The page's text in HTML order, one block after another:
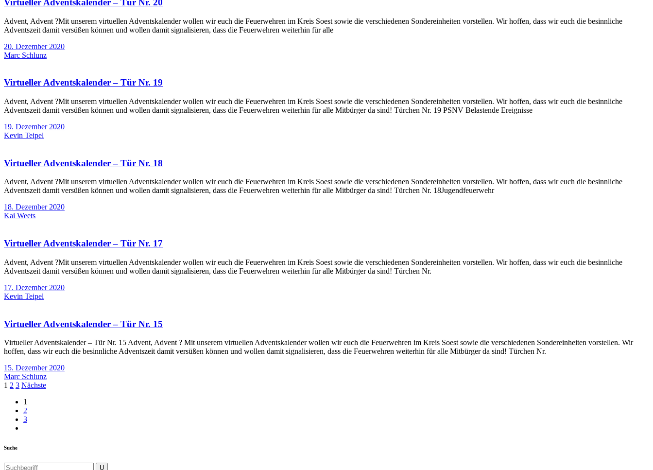
Virtueller Adventskalender – Tür Nr. 20
Advent, Advent ?Mit unserem virtuellen Adventskalender wollen wir euch die Feuerwehren im Kreis Soest sowie die verschiedenen Sondereinheiten vorstellen. Wir hoffen, dass wir euch die besinnliche
Adventszeit damit versüßen können und wollen damit signalisieren, dass die Feuerwehren weiterhin für alle
20. Dezember 2020
Marc Schlunz
Virtueller Adventskalender – Tür Nr. 19
Advent, Advent ?Mit unserem virtuellen Adventskalender wollen wir euch die Feuerwehren im Kreis Soest sowie die verschiedenen Sondereinheiten vorstellen. Wir hoffen, dass wir euch die besinnliche
Adventszeit damit versüßen können und wollen damit signalisieren, dass die Feuerwehren weiterhin für alle Mitbürger da sind! Türchen Nr. 19 PSNV Belastende Ereignisse
19. Dezember 2020
Kevin Teipel
Virtueller Adventskalender – Tür Nr. 18
Advent, Advent ?Mit unserem virtuellen Adventskalender wollen wir euch die Feuerwehren im Kreis Soest sowie die verschiedenen Sondereinheiten vorstellen. Wir hoffen, dass wir euch die besinnliche
Adventszeit damit versüßen können und wollen damit signalisieren, dass die Feuerwehren weiterhin für alle Mitbürger da sind! Türchen Nr. 18Jugendfeuerwehr
18. Dezember 2020
Kai Weets
Virtueller Adventskalender – Tür Nr. 17
Advent, Advent ?Mit unserem virtuellen Adventskalender wollen wir euch die Feuerwehren im Kreis Soest sowie die verschiedenen Sondereinheiten vorstellen. Wir hoffen, dass wir euch die besinnliche
Adventszeit damit versüßen können und wollen damit signalisieren, dass die Feuerwehren weiterhin für alle Mitbürger da sind! Türchen Nr.
17. Dezember 2020
Kevin Teipel
Virtueller Adventskalender – Tür Nr. 15
Virtueller Adventskalender – Tür Nr. 15 Advent, Advent ? Mit unserem virtuellen Adventskalender wollen wir euch die Feuerwehren im Kreis Soest sowie die verschiedenen Sondereinheiten vorstellen. Wir
hoffen, dass wir euch die besinnliche Adventszeit damit versüßen können und wollen damit signalisieren, dass die Feuerwehren weiterhin für alle Mitbürger da sind! Türchen Nr.
15. Dezember 2020
Marc Schlunz
Seitennummerierung
der
Beiträge
1 2 3 Nächste
1
2
3
Suche